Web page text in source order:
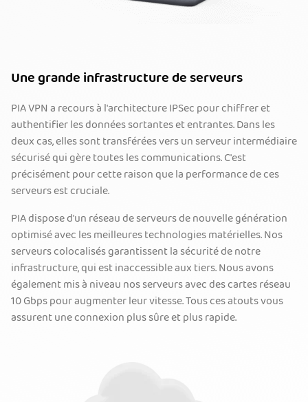
Une grande infrastructure de serveurs
PIA VPN a recours à l'architecture IPSec pour chiffrer et
authentifier les données sortantes et entrantes. Dans les
deux cas, elles sont transférées vers un serveur intermédiaire
sécurisé qui gère toutes les communications. C'est
précisément pour cette raison que la performance de ces
serveurs est cruciale.
PIA dispose d'un réseau de serveurs de nouvelle génération
optimisé avec les meilleures technologies matérielles. Nos
serveurs colocalisés garantissent la sécurité de notre
infrastructure, qui est inaccessible aux tiers. Nous avons
également mis à niveau nos serveurs avec des cartes réseau
10 Gbps pour augmenter leur vitesse. Tous ces atouts vous
assurent une connexion plus sûre et plus rapide.